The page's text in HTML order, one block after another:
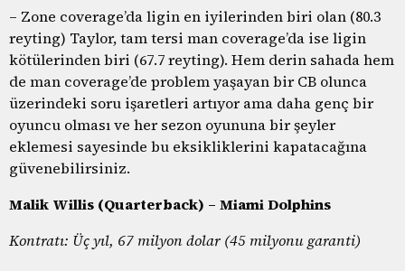
– Zone coverage’da ligin en iyilerinden biri olan (80.3
reyting) Taylor, tam tersi man coverage’da ise ligin
kötülerinden biri (67.7 reyting). Hem derin sahada hem
de man coverage’de problem yaşayan bir CB olunca
üzerindeki soru işaretleri artıyor ama daha genç bir
oyuncu olması ve her sezon oyununa bir şeyler
eklemesi sayesinde bu eksikliklerini kapatacağına
güvenebilirsiniz.
Malik Willis (Quarterback) – Miami Dolphins
Kontratı: Üç yıl, 67 milyon dolar (45 milyonu garanti)